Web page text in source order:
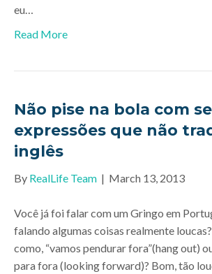
eu…
Read More
Não pise na bola com
expressões que não
inglês
By RealLife Team | March 13, 2013
Você já foi falar com um Gringo em
falando algumas coisas realmente
como, “vamos pendurar fora”(hang out)
para fora (looking forward)? Bom, tão